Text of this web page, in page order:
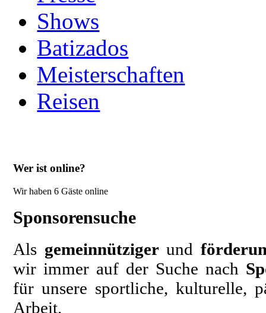
Shows
Batizados
Meisterschaften
Reisen
Wer ist online?
Wir haben 6 Gäste online
Sponsorensuche
Als gemeinnützigerund
wir immer auf der Suche nach
für unsere sportliche, kulturelle,
Arbeit.